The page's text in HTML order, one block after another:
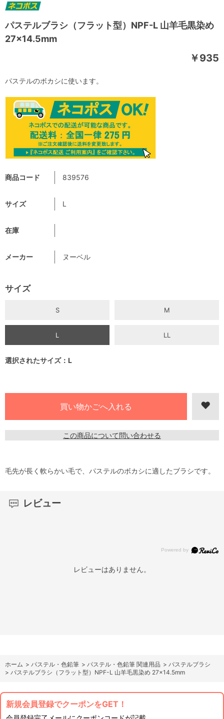
パステルブラシ（フラット型）NPF-L 山羊毛黒染め
27×14.5mm
￥935
商品コード 839576
サイズ L
在庫
メーカー ヌーベル
サイズ
S M
L LL
選択されたサイズ：L
この商品について問い合わせる
パステルのボカシに使います。
毛先が長く軟らかい毛で、パステルのボカシに適したブラシです。
レビュー
レビューはありません。
ホーム > パステル・色鉛筆 > パステル・色鉛筆 関連用品 > パステルブラシ
> パステルブラシ（フラット型）NPF-L 山羊毛黒染め 27×14.5mm
新規会員登録でクーポンをGET！